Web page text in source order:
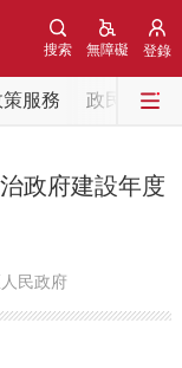
登錄
無障礙
搜索
策服務 政民互動
政府建設年度
民政府